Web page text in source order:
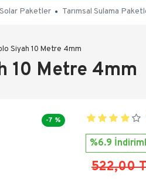
Solar Paketler Tarımsal Sulama
Siyah 10 Metre 4mm
10 Metre 4mm
-7 %
%6.9
522,00